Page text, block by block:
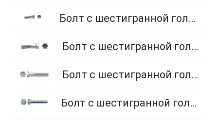
Болт с шестигранной головкой, полная резьба, из нержавеющей стали A2 и A4
Болт с шестигранной головкой, неполная резьба, класс прочности 5.8
Болт с шестигранной головкой, неполная резьба, класс прочности 8.8
Болт с шестигранной головкой, полная резьба, класс прочности 10.9 и 12.9